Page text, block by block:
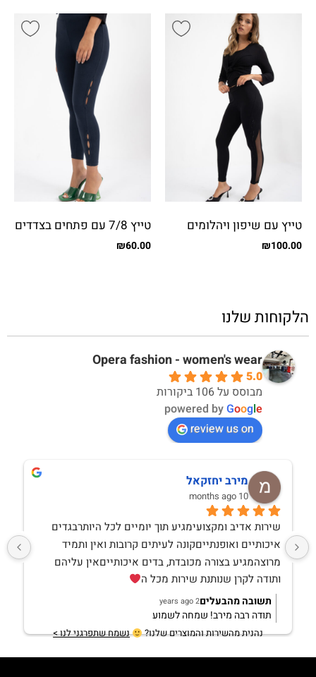
טייץ עם שיפון ויהלומים
₪100.00
טייץ 7/8 עם פתחים בצדדים
₪60.00
הלקוחות שלנו
Opera fashion - women's wear
5.0
מבוסס על 106 ביקורות
powered byGoogle
review us on
מירב יחזקאל
10 months ago
ותודה לקרן שנותנת שירות מכל ה
תשובה מהבעלים2 years ago
תודה רבה מירב! שמחה לשמוע
נהנית מהשירות והמוצרים שלנו? נשמח שתפרגני לנו >